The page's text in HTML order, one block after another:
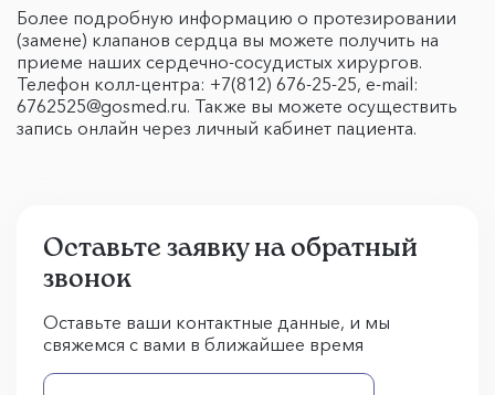
Более подробную информацию о протезировании
(замене) клапанов сердца вы можете получить на
приеме наших сердечно-сосудистых хирургов.
Телефон колл-центра: +7(812) 676-25-25, e-mail:
6762525@gosmed.ru. Также вы можете осуществить
запись онлайн через личный кабинет пациента.
Оставьте заявку на обратный
звонок
Оставьте ваши контактные данные, и мы
свяжемся с вами в ближайшее время